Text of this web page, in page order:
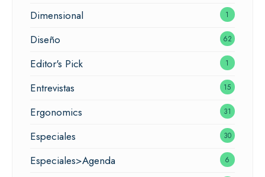
Dimensional 1
Diseño 62
Editor's Pick 1
Entrevistas 15
Ergonomics 31
Especiales 30
Especiales>Agenda 6